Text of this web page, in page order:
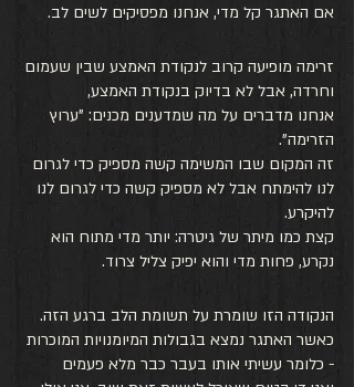
אם האתגר קל מדי, אנחנו מפסיקים לשים לב.
זרימה מופיעה קרוב לנקודת האמצע שבין שעמום
וחרדה, אבל לא בדיוק בנקודת האמצע,
אנחנו מדברים על מה שמדענים מכנים: "ערוץ
הזרימה".
זה המקום שבו המשימה קשה מספיק כדי לגרום
לנו להימתח אבל לא מספיק קשה כדי לגרום לנו
להיקרע.
קצת כמו מיתר של גיטרה: יותר מדי מתוח הוא
נקרע, פחות מדי והוא יפיק צליל צרוד.
הנקודה הזו שומרת על תשומת הלב ברגע הזה.
כאשר האתגר נמצא בגבולות המיומנויות המוכרות
- כלומר עשיתי אותו בעבר כבר מלא פעמים